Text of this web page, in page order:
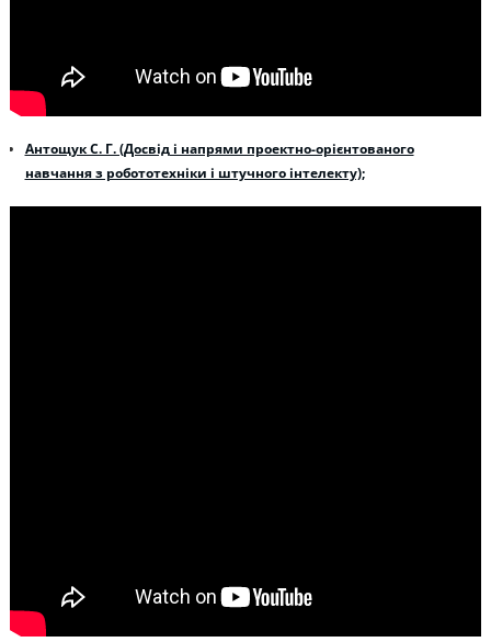
Антощук С. Г. (Досвід і напрями проектно-орієнтованого
навчання з робототехніки і штучного інтелекту);